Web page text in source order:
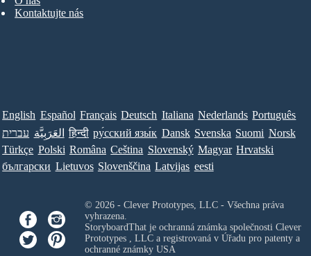
Kontaktujte nás
English Español Français Deutsch Italiana Nederlands Português
עברית العَرَبِيَّة हिन्दी ру́сский язы́к Dansk Svenska Suomi Norsk
Türkçe Polski Româna Ceština Slovenský Magyar Hrvatski
български Lietuvos Slovenščina Latvijas eesti
© 2026 - Clever Prototypes, LLC - Všechna práva
vyhrazena.
StoryboardThat je ochranná známka společnosti Clever
Prototypes , LLCa registrovaná v Úřadu pro patenty a
ochranné známky USA